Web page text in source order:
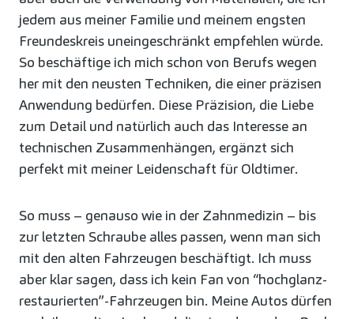
jedem aus meiner Familie und meinem engsten
Freundeskreis uneingeschränkt empfehlen würde.
So beschäftige ich mich schon von Berufs wegen
her mit den neusten Techniken, die einer präzisen
Anwendung bedürfen. Diese Präzision, die Liebe
zum Detail und natürlich auch das Interesse an
technischen Zusammenhängen, ergänzt sich
perfekt mit meiner Leidenschaft für Oldtimer.
So muss – genauso wie in der Zahnmedizin – bis
zur letzten Schraube alles passen, wenn man sich
mit den alten Fahrzeugen beschäftigt. Ich muss
aber klar sagen, dass ich kein Fan von “hochglanz-
restaurierten”-Fahrzeugen bin. Meine Autos dürfen